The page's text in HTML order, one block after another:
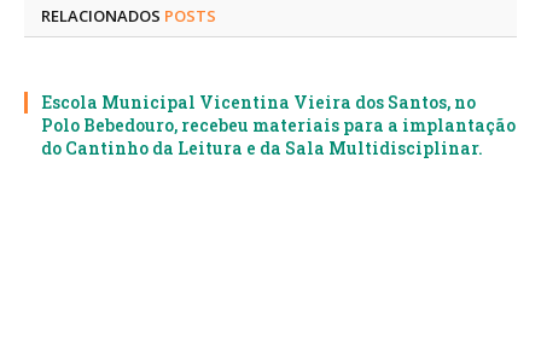
RELACIONADOS POSTS
Escola Municipal Vicentina Vieira dos Santos, no
Polo Bebedouro, recebeu materiais para a implantação
do Cantinho da Leitura e da Sala Multidisciplinar.